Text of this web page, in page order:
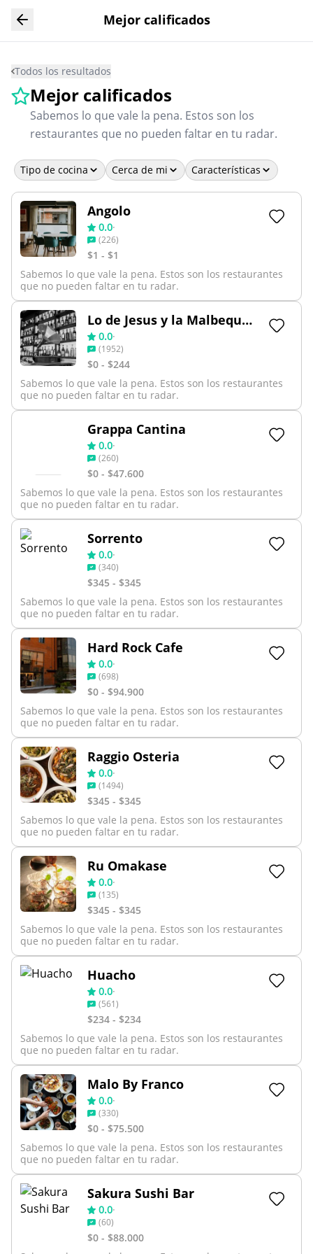
Mejor calificados
Todos los resultados
Mejor calificados
Sabemos lo que vale la pena. Estos son los
restaurantes que no pueden faltar en tu radar.
Tipo de cocina Cerca de mi Características
Angolo
0.0·
(226)
$1 - $1
Sabemos lo que vale la pena. Estos son los restaurantes
que no pueden faltar en tu radar.
Lo de Jesus y la Malbequeria
0.0·
(1952)
$0 - $244
Sabemos lo que vale la pena. Estos son los restaurantes
que no pueden faltar en tu radar.
Grappa Cantina
0.0·
(260)
$0 - $47.600
Sabemos lo que vale la pena. Estos son los restaurantes
que no pueden faltar en tu radar.
Sorrento
0.0·
(340)
$345 - $345
Sabemos lo que vale la pena. Estos son los restaurantes
que no pueden faltar en tu radar.
Hard Rock Cafe
0.0·
(698)
$0 - $94.900
Sabemos lo que vale la pena. Estos son los restaurantes
que no pueden faltar en tu radar.
Raggio Osteria
0.0·
(1494)
$345 - $345
Sabemos lo que vale la pena. Estos son los restaurantes
que no pueden faltar en tu radar.
Ru Omakase
0.0·
(135)
$345 - $345
Sabemos lo que vale la pena. Estos son los restaurantes
que no pueden faltar en tu radar.
Huacho
0.0·
(561)
$234 - $234
Sabemos lo que vale la pena. Estos son los restaurantes
que no pueden faltar en tu radar.
Malo By Franco
0.0·
(330)
$0 - $75.500
Sabemos lo que vale la pena. Estos son los restaurantes
que no pueden faltar en tu radar.
Sakura Sushi Bar
0.0·
(60)
$0 - $88.000